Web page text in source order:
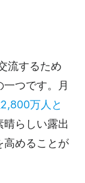
流するため
つです。月
万人と
らしい露出
高めることが